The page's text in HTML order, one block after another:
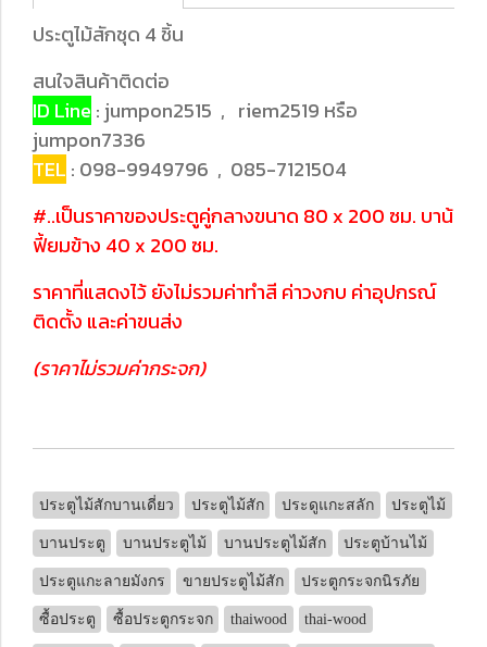
ประตูไม้สักชุด 4 ชิ้น
สนใจสินค้าติดต่อ
ID Line : jumpon2515 , riem2519 หรือ
jumpon7336
TEL : 098-9949796 , 085-7121504
#..เป็นราคาของประตูคู่กลางขนาด 80 x 200 ซม. บาน้
ฟี้ยมข้าง 40 x 200 ซม.
ราคาที่แสดงไว้ ยังไม่รวมค่าทำสี ค่าวงกบ ค่าอุปกรณ์
ติดตั้ง และค่าขนส่ง
(ราคาไม่รวมค่ากระจก)
ประตูไม้สักบานเดี่ยว ประตูไม้สัก ประดูแกะสลัก ประตูไม้
บานประตู บานประตูไม้ บานประตูไม้สัก ประตูบ้านไม้
ประตูแกะลายมังกร ขายประตูไม้สัก ประตูกระจกนิรภัย
ซื้อประตู ซื้อประตูกระจก thaiwood thai-wood